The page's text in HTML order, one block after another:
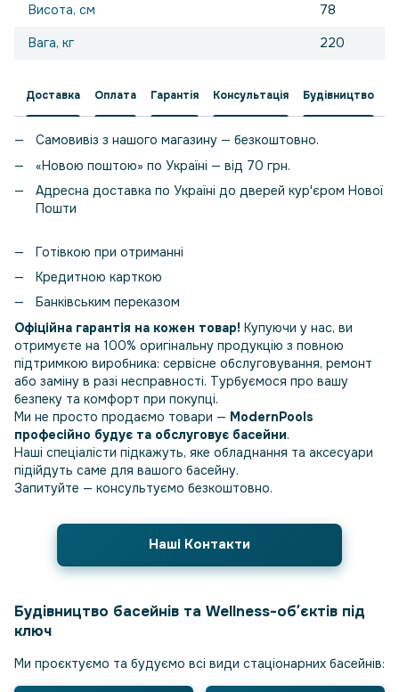
Висота, см 78
Вага, кг 220
Доставка Оплата Гарантія Консультація Будівництво
Самовивіз з нашого магазину — безкоштовно.
«Новою поштою» по Україні — від 70 грн.
Адресна доставка по Україні до дверей кур'єром Нової
Пошти
Готівкою при отриманні
Кредитною карткою
Банківським переказом
Офіційна гарантія на кожен товар! Купуючи у нас, ви
отримуєте на 100% оригінальну продукцію з повною
підтримкою виробника: сервісне обслуговування, ремонт
або заміну в разі несправності. Турбуємося про вашу
безпеку та комфорт при покупці.
Ми не просто продаємо товари — ModernPools
професійно будує та обслуговує басейни.
Наші спеціалісти підкажуть, яке обладнання та аксесуари
підійдуть саме для вашого басейну.
Запитуйте — консультуємо безкоштовно.
Наші Контакти
Будівництво басейнів та Wellness-обʼєктів під
ключ
Ми проєктуємо та будуємо всі види стаціонарних басейнів: